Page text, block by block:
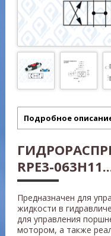
Подробное
RPE3-
Предназначен для
жидкости в
для управления
мотором, а также